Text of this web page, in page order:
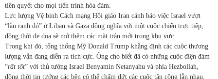
tiên quyết cho mọi tiến trình hòa đàm.
Lực lượng Vệ binh Cách mạng Hồi giáo Iran cảnh báo việc Israel vượt
“lằn ranh đỏ” ở Liban và Gaza đồng nghĩa với một cuộc chiến trực tiếp,
đồng thời đe dọa sẽ mở thêm các mặt trận mới trong khu vực.
Trong khi đó, tổng thống Mỹ Donald Trump khẳng định các cuộc thương
lượng vẫn đang diễn ra tích cực. Ông cho biết đã có những cuộc điện đàm
“rất tốt” với thủ tướng Israel Benyamin Netanyahu và phía Hezbollah,
đồng thời tin tưởng các bên có thể chấm dứt các cuộc tấn công lẫn nhau.